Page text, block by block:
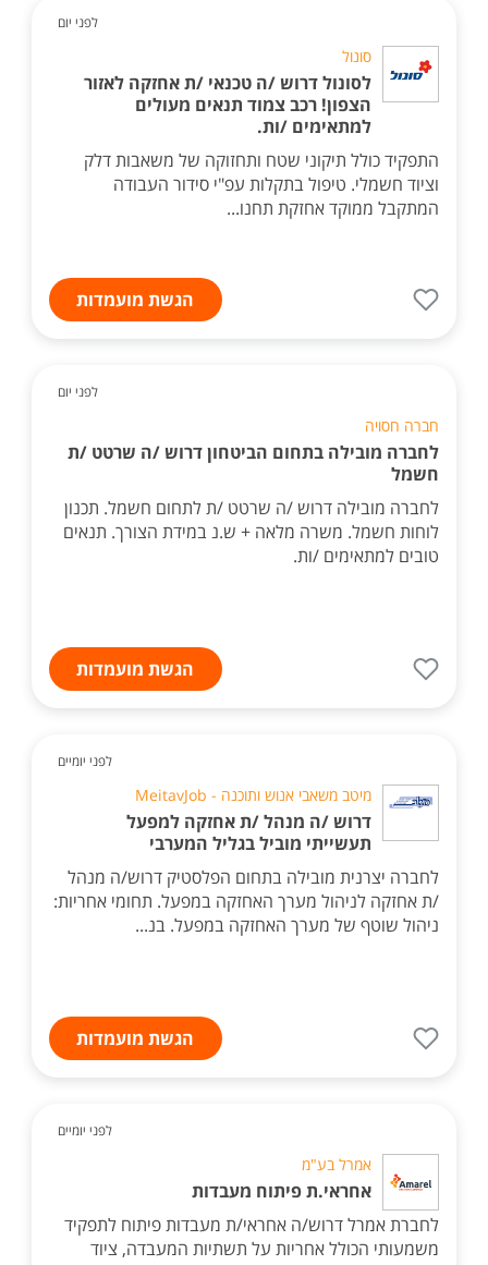
לפני יום
סונול
לסונול דרוש /ה טכנאי /ת אחזקה לאזור
הצפון! רכב צמוד תנאים מעולים
למתאימים /ות.
התפקיד כולל תיקוני שטח ותחזוקה של משאבות דלק
וציוד חשמלי. טיפול בתקלות עפ"י סידור העבודה
המתקבל ממוקד אחזקת תחנו...
הגשת מועמדות
לפני יום
חברה חסויה
לחברה מובילה בתחום הביטחון דרוש /ה שרטט /ת
חשמל
לחברה מובילה דרוש /ה שרטט /ת לתחום חשמל. תכנון
לוחות חשמל. משרה מלאה + ש.נ במידת הצורך. תנאים
טובים למתאימים /ות.
הגשת מועמדות
לפני יומיים
מיטב משאבי אנוש ותוכנה - MeitavJob
דרוש /ה מנהל /ת אחזקה למפעל
תעשייתי מוביל בגליל המערבי
לחברה יצרנית מובילה בתחום הפלסטיק דרוש/ה מנהל
/ת אחזקה לניהול מערך האחזקה במפעל. תחומי אחריות:
ניהול שוטף של מערך האחזקה במפעל. בנ...
הגשת מועמדות
לפני יומיים
אמרל בע"מ
אחראי.ת פיתוח מעבדות
לחברת אמרל דרוש/ה אחראי/ת מעבדות פיתוח לתפקיד
משמעותי הכולל אחריות על תשתיות המעבדה, ציוד